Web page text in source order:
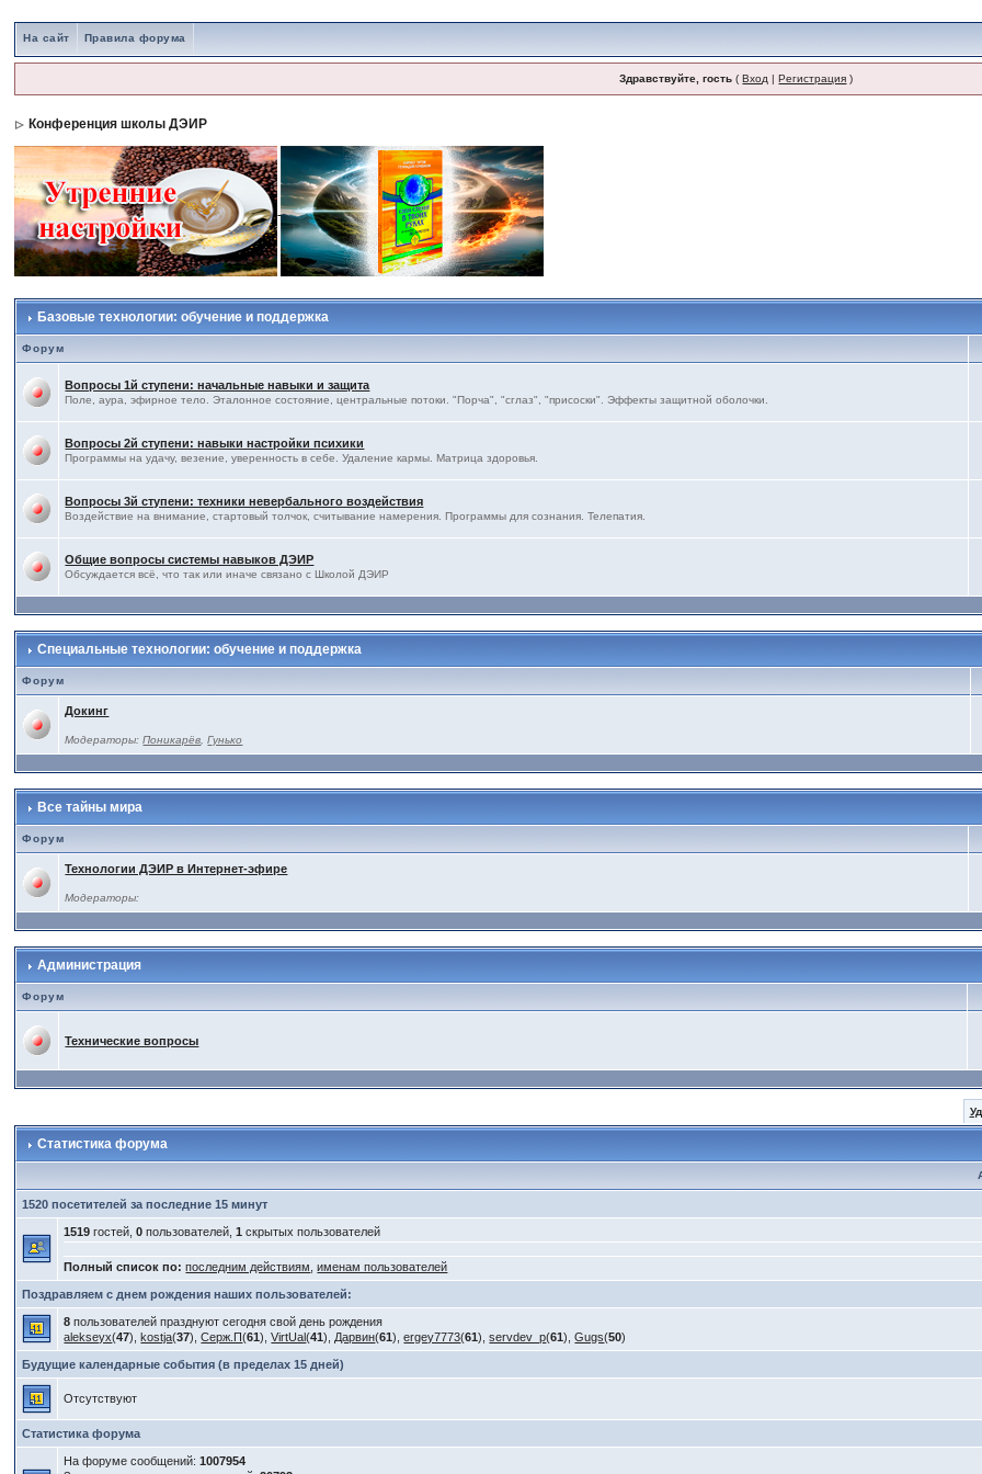
На сайт Правила форума
Здравствуйте, гость (Вход |Регистрация )
Конференция школы ДЭИР
Базовые технологии: обучение и поддержка
Форум
Вопросы 1й ступени: начальные навыки и защита
Поле, аура, эфирное тело. Эталонное состояние, центральные потоки. "Порча", "сглаз", "присоски". Эффекты защитной оболочки.
Вопросы 2й ступени: навыки настройки психики
Программы на удачу, везение, уверенность в себе. Удаление кармы. Матрица здоровья.
Вопросы 3й ступени: техники невербального воздействия
Воздействие на внимание, стартовый толчок, считывание намерения. Программы для сознания. Телепатия.
Общие вопросы системы навыков ДЭИР
Обсуждается всё, что так или иначе связано с Школой ДЭИР
Специальные технологии: обучение и поддержка
Форум
Докинг
Модераторы:Поникарёв ,Гунько
Все тайны мира
Форум
Технологии ДЭИР в Интернет-эфире
Модераторы:
Администрация
Форум
Технические вопросы
Статистика форума
1520 посетителей за последние 15 минут
1519 гостей,0 пользователей,1 скрытых пользователей
Полный список по: последним действиям ,именам пользователей
Поздравляем с днем рождения наших пользователей:
8 пользователей празднуют сегодня свой день рождения
alekseyx(47),kostja(37),Серж.П(61),VirtUal(41), Дарвин(61),ergey7773(61),servdev_p(61),Gugs(50)
Будущие календарные события (в пределах 15 дней)
Отсутствуют
Статистика форума
На форуме сообщений:1007954